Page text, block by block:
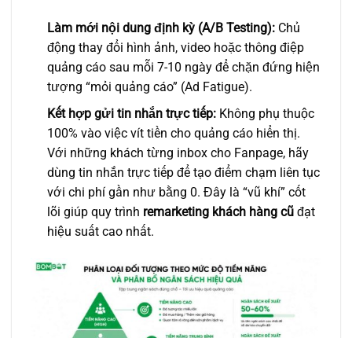
Làm mới nội dung định kỳ (A/B Testing):Chủ
động thay đổi hình ảnh, video hoặc thông điệp
quảng cáo sau mỗi 7-10 ngày để chặn đứng hiện
tượng “mỏi quảng cáo” (Ad Fatigue).
Kết hợp gửi tin nhắn trực tiếp:Không phụ thuộc
100% vào việc vít tiền cho quảng cáo hiển thị.
Với những khách từng inbox cho Fanpage, hãy
dùng tin nhắn trực tiếp để tạo điểm chạm liên tục
với chi phí gần như bằng 0. Đây là “vũ khí” cốt
lõi giúp quy trình remarketing khách hàng cũđạt
hiệu suất cao nhất.